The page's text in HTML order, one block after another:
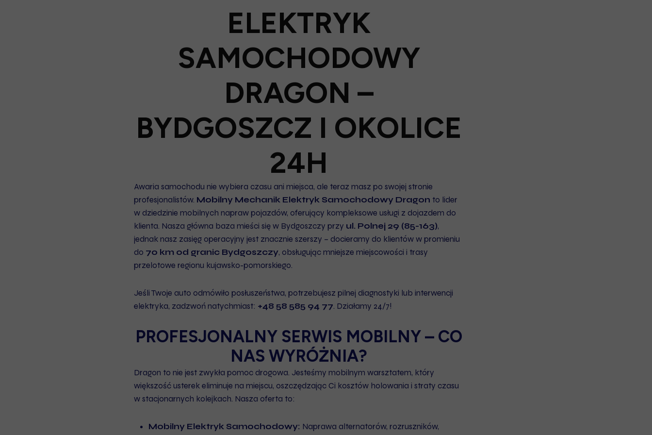
ELEKTRYK
SAMOCHODOWY
DRAGON –
BYDGOSZCZ I OKOLICE
24H
Awaria samochodu nie wybiera czasu ani miejsca, ale teraz masz po swojej stronie
profesjonalistów. Mobilny Mechanik Elektryk Samochodowy Dragon to lider
w dziedzinie mobilnych napraw pojazdów, oferujący kompleksowe usługi z dojazdem do
klienta. Nasza główna baza mieści się w Bydgoszczy przy ul. Polnej 29 (85-163),
jednak nasz zasięg operacyjny jest znacznie szerszy – docieramy do klientów w promieniu
do 70 km od granic Bydgoszczy, obsługując mniejsze miejscowości i trasy
przelotowe regionu kujawsko-pomorskiego.
Jeśli Twoje auto odmówiło posłuszeństwa, potrzebujesz pilnej diagnostyki lub interwencji
elektryka, zadzwoń natychmiast: +48 58 585 94 77. Działamy 24/7!
PROFESJONALNY SERWIS MOBILNY – CO
NAS WYRÓŻNIA?
Dragon to nie jest zwykła pomoc drogowa. Jesteśmy mobilnym warsztatem, który
większość usterek eliminuje na miejscu, oszczędzając Ci kosztów holowania i straty czasu
w stacjonarnych kolejkach. Nasza oferta to:
Mobilny Elektryk Samochodowy: Naprawa alternatorów, rozruszników,